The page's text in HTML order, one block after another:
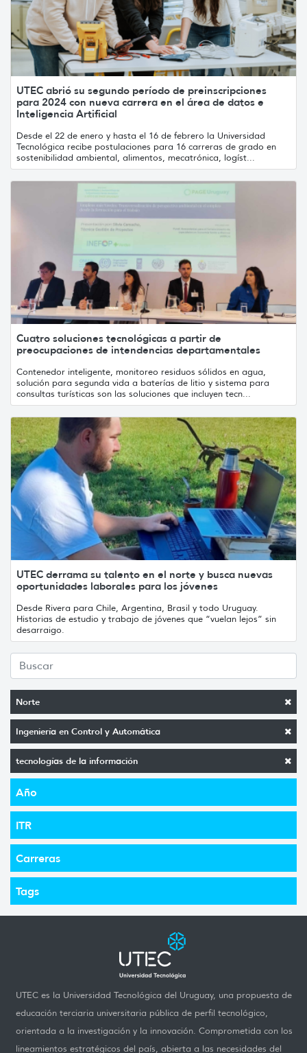
Norte
Ingeniería en Control y Automática
tecnologías de la información
Año
ITR
Carreras
Tags
UTEC abrió su segundo período de preinscripciones
para 2024 con nueva carrera en el área de datos e
Inteligencia Artificial
Desde el 22 de enero y hasta el 16 de febrero la Universidad
Tecnológica recibe postulaciones para 16 carreras de grado en
sostenibilidad ambiental, alimentos, mecatrónica, logíst...
Cuatro soluciones tecnológicas a partir de
preocupaciones de intendencias departamentales
Contenedor inteligente, monitoreo residuos sólidos en agua,
solución para segunda vida a baterías de litio y sistema para
consultas turísticas son las soluciones que incluyen tecn...
UTEC derrama su talento en el norte y busca nuevas
oportunidades laborales para los jóvenes
Desde Rivera para Chile, Argentina, Brasil y todo Uruguay.
Historias de estudio y trabajo de jóvenes que “vuelan lejos” sin
desarraigo.
UTEC es la Universidad Tecnológica del Uruguay, una propuesta de
educación terciaria universitaria pública de perfil tecnológico,
orientada a la investigación y la innovación. Comprometida con los
lineamientos estratégicos del país, abierta a las necesidades del